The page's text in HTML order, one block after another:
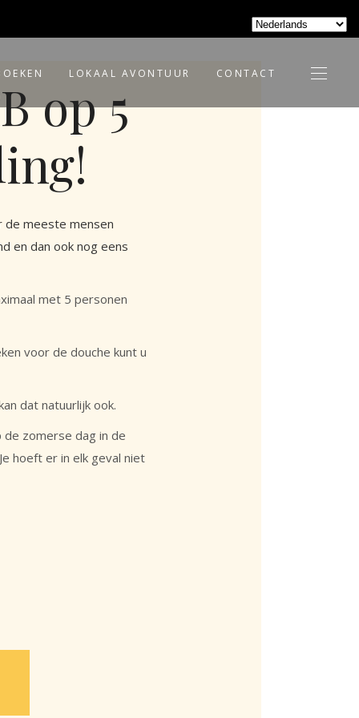
LOKAAL AVONTUUR CONTACT
op 5
de meeste mensen
en dan ook nog eens
met 5 personen
voor de douche kunt u
dat natuurlijk ook.
zomerse dag in de
hoeft er in elk geval niet